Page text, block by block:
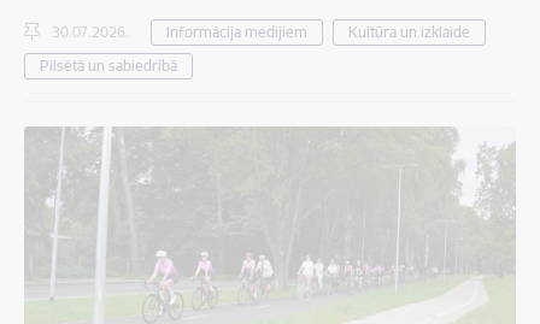
30.07.2026. Informācija medijiem
Kultūra un izklaide
Pilsētā un sabiedrībā